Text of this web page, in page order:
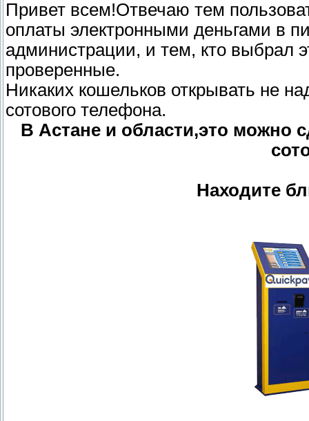
Привет всем!Отвечаю тем
оплаты электронными деньгами в
администрации, и тем, кто выбрал
проверенные.
Никаких кошельков открывать не
сотового телефона.
В Астане и области,это можно
Находите